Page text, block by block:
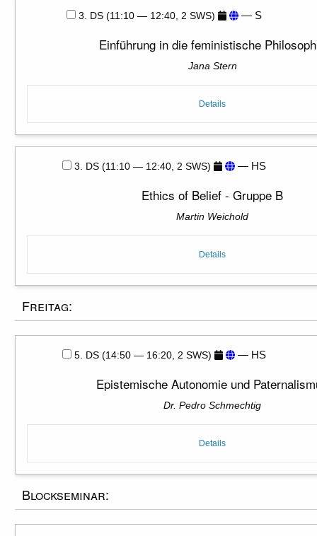
3. DS (11:10 — 12:40, 2 SWS) — S
Einführung in die feministische
Jana Stern
Details
3. DS (11:10 — 12:40, 2 SWS) — HS
Ethics of Belief - Gruppe B
Martin Weichold
Details
Freitag:
5. DS (14:50 — 16:20, 2 SWS) — HS
Epistemische Autonomie und
Dr. Pedro Schmechtig
Details
Blockseminar: